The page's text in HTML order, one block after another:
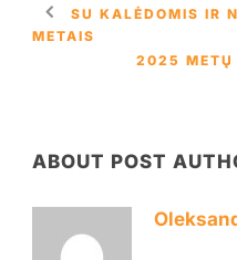
SU KALĖDOMIS IR
METAIS
2025 METŲ
ABOUT POST